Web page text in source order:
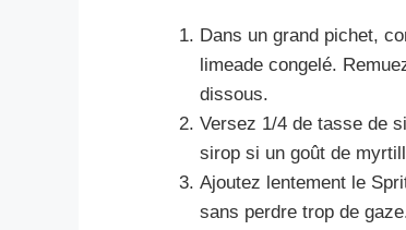
Dans un grand pichet,
limeade congelé.
dissous.
Versez 1/4 de tasse de
sirop si un goût de
Ajoutez lentement le
sans perdre trop de